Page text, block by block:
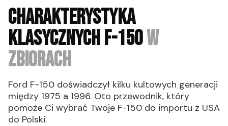
CHARAKTERYSTYKA
KLASYCZNYCH F-150W
ZBIORACH
Ford F-150 doświadczył kilku kultowych generacji
między 1975 a 1996. Oto przewodnik, który
pomoże Ci wybrać Twoje F-150 do importu z USA
do Polski.